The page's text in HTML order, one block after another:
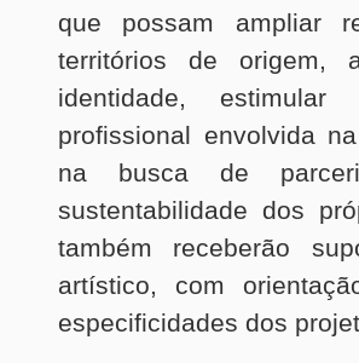
que possam ampliar
territórios de origem,
identidade,
profissional envolvida
na busca de
sustentabilidade dos
também receberão
artístico, com
especificidades dos